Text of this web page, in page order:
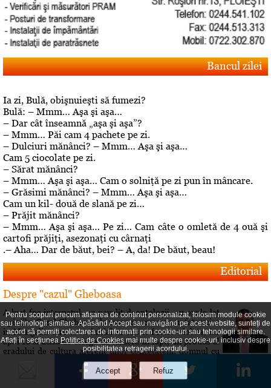
Bancul zilei
Ia zi, Bulă, obişnuieşti să fumezi?
Bulă: – Mmm… Aşa şi aşa…
– Dar cât înseamnă „aşa şi aşa”?
– Mmm… Păi cam 4 pachete pe zi.
– Dulciuri mănânci? – Mmm… Aşa şi aşa…
Cam 5 ciocolate pe zi.
– Sărat mănânci?
– Mmm… Aşa şi aşa… Cam o solniţă pe zi pun în mâncare.
– Grăsimi mănânci? – Mmm… Aşa şi aşa…
Cam un kil- două de slană pe zi…
– Prăjit mănânci?
– Mmm… Aşa şi aşa… Pe zi… Cam câte o omletă de 4 ouă şi
cartofi prăjiţi, asezonaţi cu cârnaţi
.– Aha… Dar de băut, bei? – A, da! De băut, beau!
Editorial
Despre "cazul" Gheboasa
A luat foc internetul, au navalit deontologii, au explodat
opiniile. Cazul Gheboasa, la mare concurenta cu fata ucisa
in Mangalia care avea initial 12 ani si fusese violata, iar
apoi 18 si ucisa de colega de camera In fapt, un produs al
gradului de cultura aferent unor concetateni, domnul cu
pricina a fost lasat sa evolueze intr-o siluire a...
Pentru scopuri precum afișarea de conținut personalizat, folosim module cookie
sau tehnologii similare. Apăsând Accept sau navigând pe acest website, sunteți de
acord să permiți colectarea de informații prin cookie-uri sau tehnologii similare.
Aflați în secțiunea Politica de Cookiesmai multe despre cookie-uri, inclusiv despre
posibilitatea retragerii acordului.